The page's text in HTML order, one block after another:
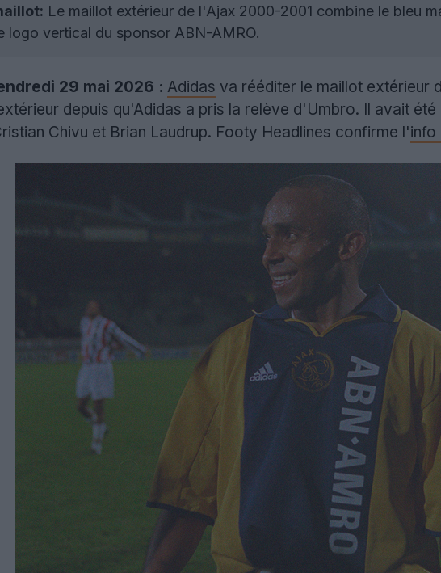
Le maillot extérieur de l'Ajax 2000-2001 combine le bleu
logo vertical du sponsor ABN-AMRO.
29 mai 2026 : Adidas va rééditer le maillot extérieur
depuis qu'Adidas a pris la relève d'Umbro. Il avait
Chivu et Brian Laudrup. Footy Headlines confirme l'info